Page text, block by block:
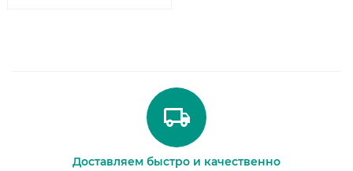
Доставляем быстро и качественно